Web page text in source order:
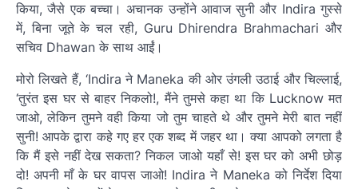
किया, जैसे एक बच्चा। अचानक उन्होंने आवाज सुनी और Indira गुस्से
में, बिना जूते के चल रही, Guru Dhirendra Brahmachari और
सचिव Dhawan के साथ आईं।
मोरो लिखते हैं, ‘Indira ने Maneka की ओर उंगली उठाई और चिल्लाई,
‘तुरंत इस घर से बाहर निकलो!, मैंने तुमसे कहा था कि Lucknow मत
जाओ, लेकिन तुमने वही किया जो तुम चाहते थे और तुमने मेरी बात नहीं
सुनी! आपके द्वारा कहे गए हर एक शब्द में जहर था। क्या आपको लगता है
कि मैं इसे नहीं देख सकता? निकल जाओ यहाँ से! इस घर को अभी छोड़
दो! अपनी माँ के घर वापस जाओ! Indira ने Maneka को निर्देश दिया